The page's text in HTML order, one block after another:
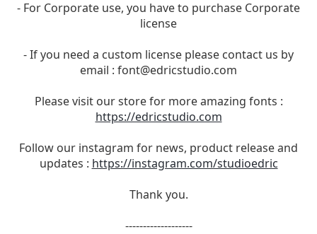
- For Corporate use, you have to purchase Corporate
license
- If you need a custom license please contact us by
email : font@edricstudio.com
Please visit our store for more amazing fonts :
https://edricstudio.com
Follow our instagram for news, product release and
updates : https://instagram.com/studioedric
Thank you.
-------------------